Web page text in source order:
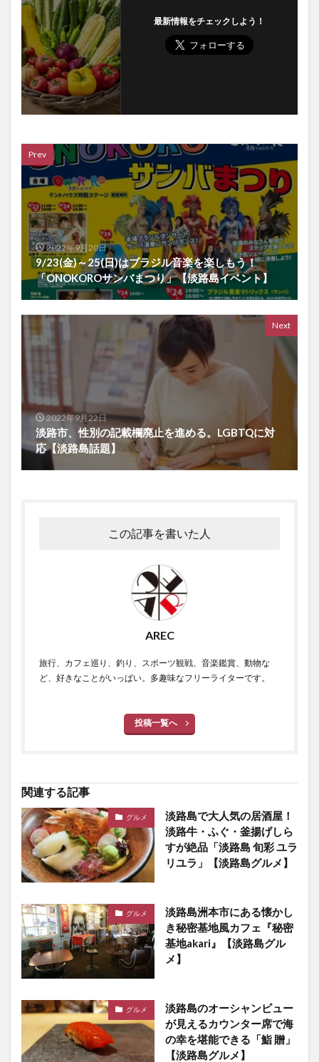
最新情報をチェックしよう！
Prev
2022年9月20日
9/23(金)～25(日)はブラジル音楽を楽しもう！
「ONOKOROサンバまつり」【淡路島イベント】
Next
2022年9月22日
淡路市、性別の記載欄廃止を進める。LGBTQに対
応【淡路島話題】
この記事を書いた人
AREC
旅行、カフェ巡り、釣り、スポーツ観戦、音楽鑑賞、動物な
ど、好きなことがいっぱい。多趣味なフリーライターです。
投稿一覧へ
関連する記事
グルメ
淡路島で大人気の居酒屋！
淡路牛・ふぐ・釜揚げしら
すが絶品「淡路島 旬彩 ユラ
リユラ」【淡路島グルメ】
グルメ
淡路島洲本市にある懐かし
き秘密基地風カフェ『秘密
基地akari』【淡路島グル
メ】
グルメ
淡路島のオーシャンビュー
が見えるカウンター席で海
の幸を堪能できる「鮨 贈」
【淡路島グルメ】